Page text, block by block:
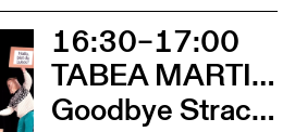
16:30–17:00
TABEA MARTIN & CIE BEWEGGRUND
Goodbye Stracciatella